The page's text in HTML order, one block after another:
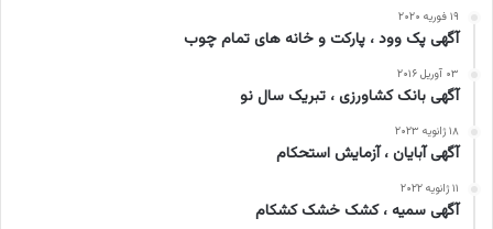
۱۹ فوریه ۲۰۲۰
آگهی پک وود ، پارکت و خانه های تمام چوب
۰۳ آوریل ۲۰۱۶
آگهی بانک کشاورزی ، تبریک سال نو
۱۸ ژانویه ۲۰۲۳
آگهی آبایان ، آزمایش استحکام
۱۱ ژانویه ۲۰۲۲
آگهی سمیه ، کشک خشک کشکام